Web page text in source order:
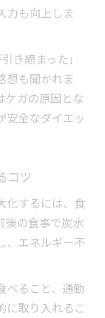
力も向上しま
き締まった」
想も聞かれま
ケガの原因とな
安全なダイエッ
コツ
化するには、食
後の食事で炭水
、エネルギー不
べること、通勤
に取り入れるこ